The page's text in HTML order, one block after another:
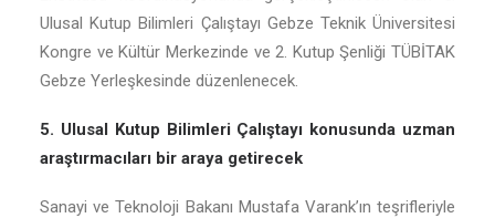
Ulusal Kutup Bilimleri Çalıştayı Gebze Teknik Üniversitesi
Kongre ve Kültür Merkezinde ve 2. Kutup Şenliği TÜBİTAK
Gebze Yerleşkesinde düzenlenecek.
5. Ulusal Kutup Bilimleri Çalıştayı konusunda uzman
araştırmacıları bir araya getirecek
Sanayi ve Teknoloji Bakanı Mustafa Varank’ın teşrifleriyle